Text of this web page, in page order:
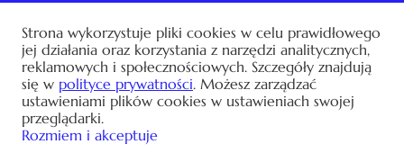
Strona wykorzystuje pliki cookies w celu prawidłowego
jej działania oraz korzystania z narzędzi analitycznych,
reklamowych i społecznościowych. Szczegóły znajdują
się w polityce prywatności. Możesz zarządzać
ustawieniami plików cookies w ustawieniach swojej
przeglądarki.
Rozmiem i akceptuje